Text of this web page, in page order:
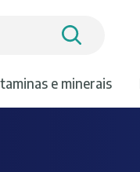
e minerais